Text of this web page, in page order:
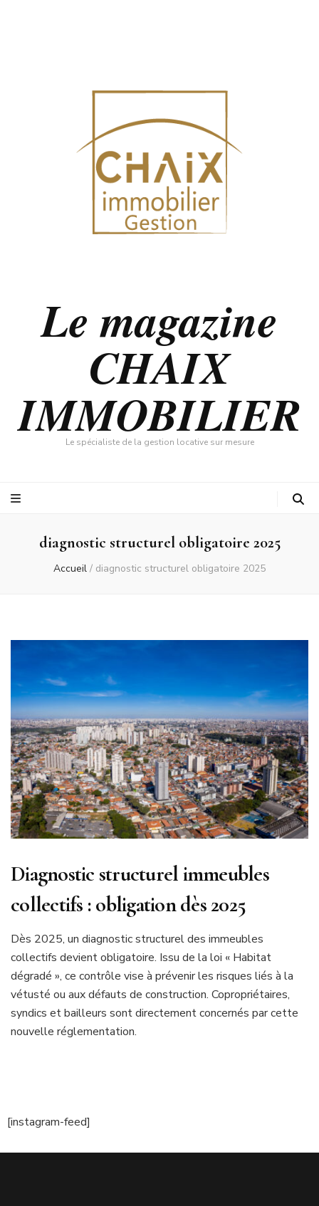
Le magazine
CHAIX
IMMOBILIER
Le spécialiste de la gestion locative sur mesure
diagnostic structurel obligatoire 2025
Accueil / diagnostic structurel obligatoire 2025
Diagnostic structurel immeubles
collectifs : obligation dès 2025
Dès 2025, un diagnostic structurel des immeubles
collectifs devient obligatoire. Issu de la loi « Habitat
dégradé », ce contrôle vise à prévenir les risques liés à la
vétusté ou aux défauts de construction. Copropriétaires,
syndics et bailleurs sont directement concernés par cette
nouvelle réglementation.
[instagram-feed]